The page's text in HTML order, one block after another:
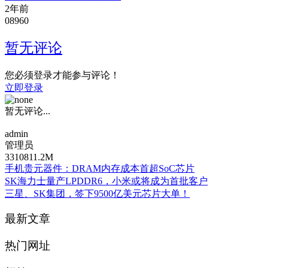
2年前
08960
暂无评论
您必须登录才能参与评论！
立即登录
暂无评论...
admin
管理员
3310811.2M
手机贵元器件：DRAM内存成本首超SoC芯片
SK海力士量产LPDDR6，小米或将成为首批客户
三星、SK集团，签下9500亿美元芯片大单！
最新文章
热门网址